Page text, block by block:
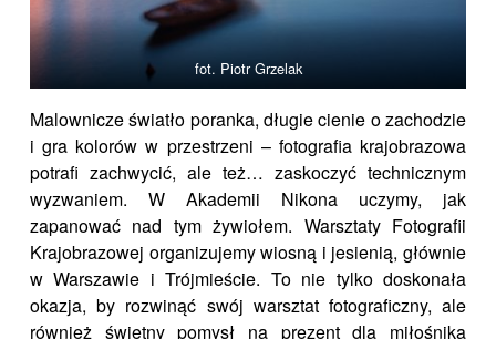
fot. Piotr Grzelak
Malownicze światło poranka, długie cienie o zachodzie
i gra kolorów w przestrzeni – fotografia krajobrazowa
potrafi zachwycić, ale też… zaskoczyć technicznym
wyzwaniem. W Akademii Nikona uczymy, jak
zapanować nad tym żywiołem. Warsztaty Fotografii
Krajobrazowej organizujemy wiosną i jesienią, głównie
w Warszawie i Trójmieście. To nie tylko doskonała
okazja, by rozwinąć swój warsztat fotograficzny, ale
również świetny pomysł na prezent dla miłośnika